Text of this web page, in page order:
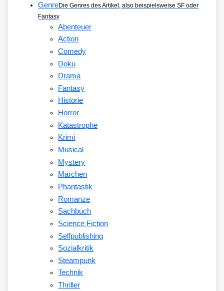
GenreDie Genres des Artikel, also beispielsweise SF oder
Fantasy
Abenteuer
Action
Comedy
Doku
Drama
Fantasy
Historie
Horror
Katastrophe
Krimi
Musical
Mystery
Märchen
Phantastik
Romanze
Sachbuch
Science Fiction
Selfpublishing
Sozialkritik
Steampunk
Technik
Thriller